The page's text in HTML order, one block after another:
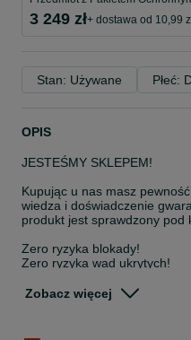
3 249 zł+ dostawa od 10,99
Stan: Używane Płeć:
OPIS
JESTEŚMY SKLEPEM!
Kupując u nas masz
wiedza i doświadczenie
produkt jest sprawdzony pod
Zero ryzyka blokady!
Zero ryzyka wad ukrytych!
Zobacz więcej